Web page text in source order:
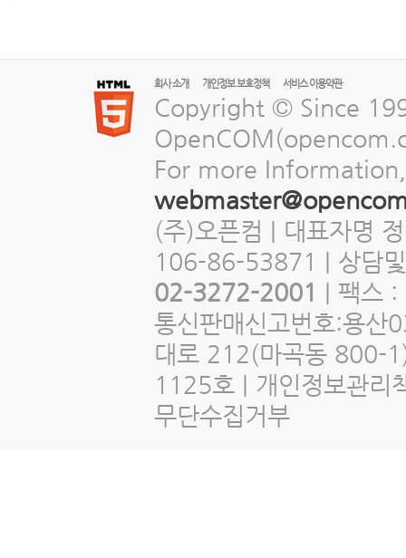
회사 소개 개인정보 보호정책 서비스 이용약관
Copyright © Since
For more Information,
(주)오픈컴 | 대표자명
106-86-53871 | 상담
02-3272-2001 | 팩스 :
통신판매신고번호:용산
대로 212(마곡동 800-
1125호 | 개인정보관리
무단수집거부